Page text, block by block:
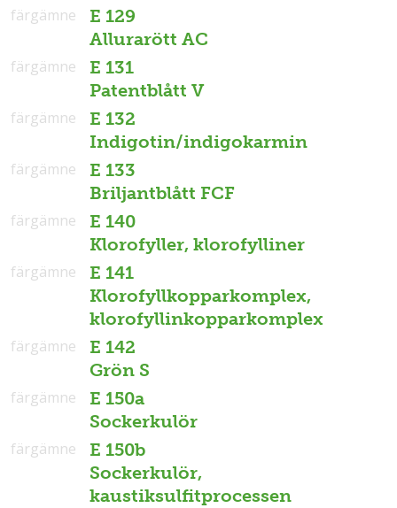
E 129
Allurarött AC
färgämne
E 131
Patentblått V
färgämne
E 132
Indigotin/indigokarmin
färgämne
E 133
Briljantblått FCF
färgämne
E 140
Klorofyller, klorofylliner
färgämne
E 141
Klorofyllkopparkomplex,
klorofyllinkopparkomplex
färgämne
E 142
Grön S
färgämne
E 150a
Sockerkulör
färgämne
E 150b
Sockerkulör,
kaustiksulfitprocessen
färgämne